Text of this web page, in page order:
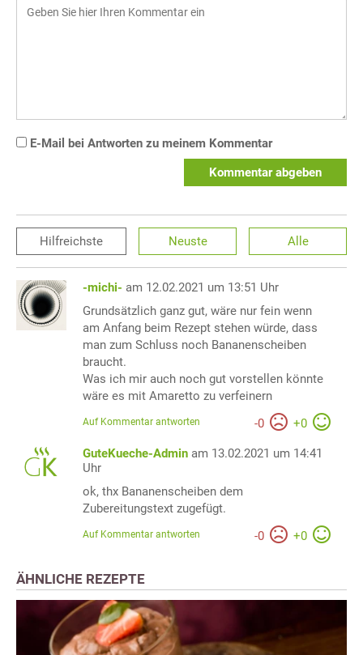
E-Mail bei Antworten zu meinem Kommentar
Kommentar abgeben
Hilfreichste Neuste Alle
-michi- am 12.02.2021 um 13:51 Uhr
Grundsätzlich ganz gut, wäre nur fein wenn
am Anfang beim Rezept stehen würde, dass
man zum Schluss noch Bananenscheiben
braucht.
Was ich mir auch noch gut vorstellen könnte
wäre es mit Amaretto zu verfeinern
-0 +0
Auf Kommentar antworten
GuteKueche-Admin am 13.02.2021 um 14:41
Uhr
ok, thx Bananenscheiben dem
Zubereitungstext zugefügt.
-0 +0
Auf Kommentar antworten
ÄHNLICHE REZEPTE